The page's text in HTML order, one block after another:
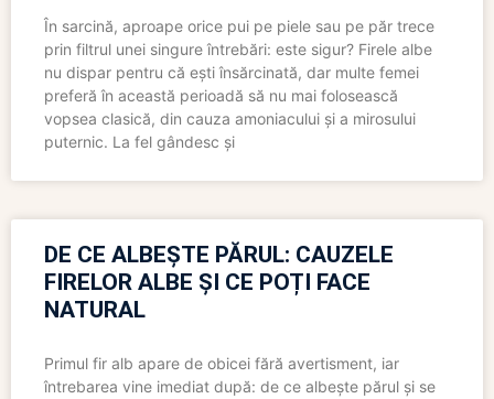
În sarcină, aproape orice pui pe piele sau pe păr trece
prin filtrul unei singure întrebări: este sigur? Firele albe
nu dispar pentru că ești însărcinată, dar multe femei
preferă în această perioadă să nu mai folosească
vopsea clasică, din cauza amoniacului și a mirosului
puternic. La fel gândesc și
DE CE ALBEȘTE PĂRUL: CAUZELE
FIRELOR ALBE ȘI CE POȚI FACE
NATURAL
Primul fir alb apare de obicei fără avertisment, iar
întrebarea vine imediat după: de ce albește părul și se